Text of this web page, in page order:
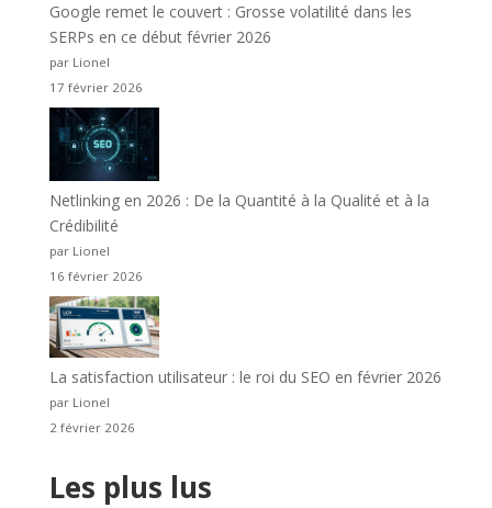
Google remet le couvert : Grosse volatilité dans les
SERPs en ce début février 2026
par Lionel
17 février 2026
Netlinking en 2026 : De la Quantité à la Qualité et à la
Crédibilité
par Lionel
16 février 2026
La satisfaction utilisateur : le roi du SEO en février 2026
par Lionel
2 février 2026
Les plus lus